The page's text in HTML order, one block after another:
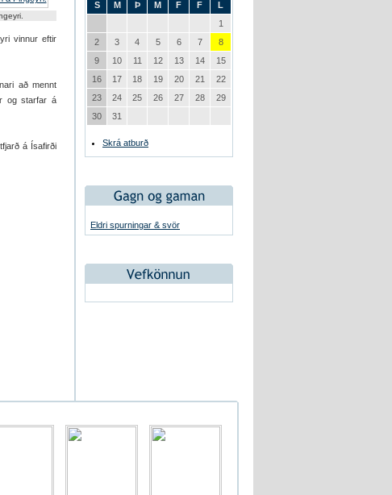
vinnur eftir
að mennt
og starfar á
á Ísafirði
S M Þ M F F
L
1
2
3 4 5 6 7
8
9
10 11 12 13 14
15
16
17 18 19 20 21
22
23
24 25 26 27 28
29
30
31
Skrá atburð
Eldri spurningar & svör